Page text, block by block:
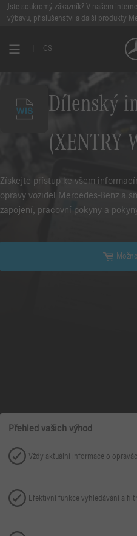
Jste soukromý zákazník? V našem
výbavu, příslušenství a další produkty
CS
Dílenský
(XENTRY
Získejte přístup ke všem
opravy vozidel Mercedes-Benz a
zapojení, pracovní pokyny a
Přehled vašich výhod
Vždy aktuální informace o
Efektivní funkce vyhledávání a